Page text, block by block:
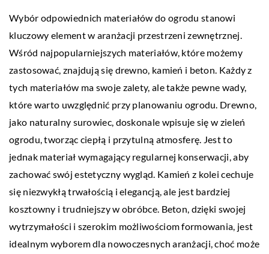
Wybór odpowiednich materiałów do ogrodu stanowi
kluczowy element w aranżacji przestrzeni zewnętrznej.
Wśród najpopularniejszych materiałów, które możemy
zastosować, znajdują się drewno, kamień i beton. Każdy z
tych materiałów ma swoje zalety, ale także pewne wady,
które warto uwzględnić przy planowaniu ogrodu. Drewno,
jako naturalny surowiec, doskonale wpisuje się w zieleń
ogrodu, tworząc ciepłą i przytulną atmosferę. Jest to
jednak materiał wymagający regularnej konserwacji, aby
zachować swój estetyczny wygląd. Kamień z kolei cechuje
się niezwykłą trwałością i elegancją, ale jest bardziej
kosztowny i trudniejszy w obróbce. Beton, dzięki swojej
wytrzymałości i szerokim możliwościom formowania, jest
idealnym wyborem dla nowoczesnych aranżacji, choć może